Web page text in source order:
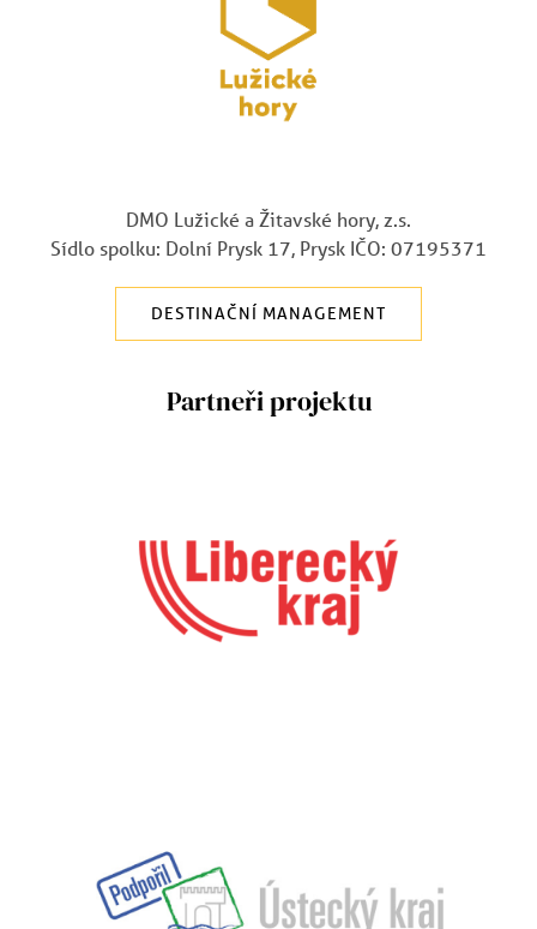
DMO Lužické a Žitavské hory, z.s.
Sídlo spolku: Dolní Prysk 17, Prysk IČO: 07195371
DESTINAČNÍ MANAGEMENT
Partneři projektu